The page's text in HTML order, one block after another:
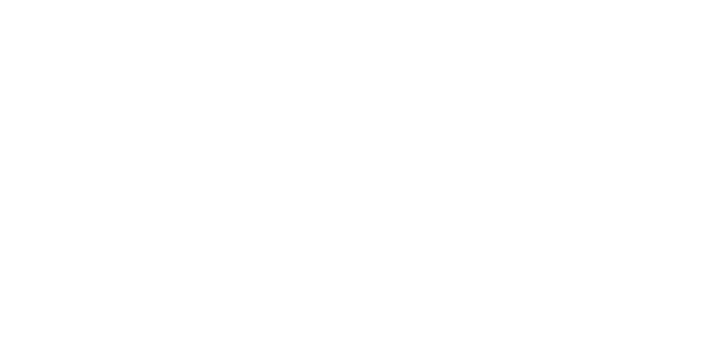
en suivant ce